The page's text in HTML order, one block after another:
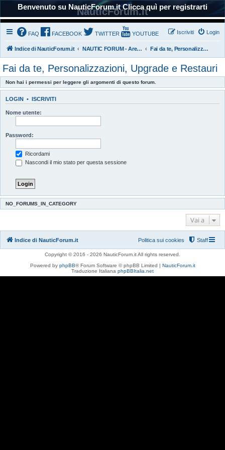
Benvenuto su NauticForum.it Clicca quì per registrarti
NauticForum.it
FAQ FACEBOOK TWITTER YOUTUBE Login
Iscriviti
Indice di NauticForum.it NAUTIC FORUM - Area Tecnica Fai da te, Personalizzazioni, Upgrade e Restauri
Fai da te, Personalizzazioni, Upgrade e Restauri
Non hai i permessi per leggere gli argomenti di questo forum.
LOGIN • ISCRIVITI
Nome utente:
Password:
Ricordami
Nascondi il mio stato per questa sessione
NO_FORUMS_IN_CATEGORY
Vai a
Indice di NauticForum.it Staff
Politica sui cookies
Copyright © 2016 - 2026 NauticForum.it All rights reserved.
Powered by phpBB® Forum Software © phpBB Limited | NauticForum.it
Traduzione Italiana phpBBItalia.net